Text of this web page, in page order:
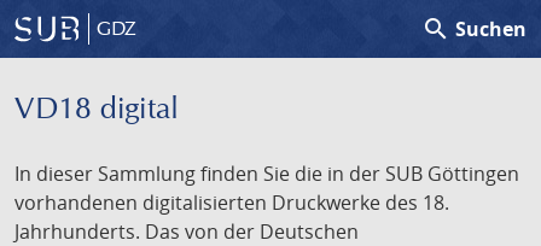
GDZ search Suchen
VD18 digital
In dieser Sammlung finden Sie die in der SUB Göttingen
vorhandenen digitalisierten Druckwerke des 18.
Jahrhunderts. Das von der Deutschen